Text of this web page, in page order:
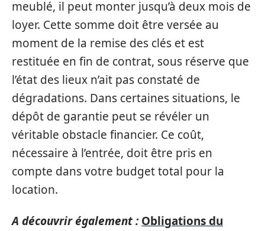
meublé, il peut monter jusqu’à deux mois de
loyer. Cette somme doit être versée au
moment de la remise des clés et est
restituée en fin de contrat, sous réserve que
l’état des lieux n’ait pas constaté de
dégradations. Dans certaines situations, le
dépôt de garantie peut se révéler un
véritable obstacle financier. Ce coût,
nécessaire à l’entrée, doit être pris en
compte dans votre budget total pour la
location.
A découvrir également : Obligations du